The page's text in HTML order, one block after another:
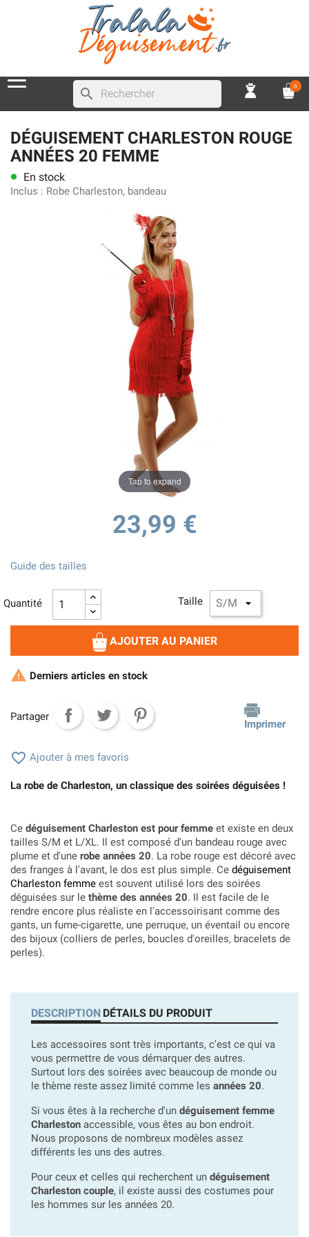
search 0
DÉGUISEMENT CHARLESTON ROUGE
ANNÉES 20 FEMME
lens En stock
Inclus : Robe Charleston, bandeau
Tap to expand
23,99 €
Taille
Guide des tailles
Quantité
AJOUTER AU PANIER
 Derniers articles en stock
Partager
Imprimer
 Ajouter à mes favoris
La robe de Charleston, un classique des soirées déguisées !
Ce déguisement Charleston est pour femme et existe en deux
tailles S/M et L/XL. Il est composé d'un bandeau rouge avec
plume et d'une robe années 20. La robe rouge est décoré avec
des franges à l'avant, le dos est plus simple. Ce déguisement
Charleston femme est souvent utilisé lors des soirées
déguisées sur le thème des années 20. Il est facile de le
rendre encore plus réaliste en l'accessoirisant comme des
gants, un fume-cigarette, une perruque, un éventail ou encore
des bijoux (colliers de perles, boucles d'oreilles, bracelets de
perles).
DESCRIPTION DÉTAILS DU PRODUIT
Les accessoires sont très importants, c'est ce qui va
vous permettre de vous démarquer des autres.
Surtout lors des soirées avec beaucoup de monde ou
le thème reste assez limité comme les années 20.
Si vous êtes à la recherche d'un déguisement femme
Charleston accessible, vous êtes au bon endroit.
Nous proposons de nombreux modèles assez
différents les uns des autres.
Pour ceux et celles qui recherchent un déguisement
Charleston couple, il existe aussi des costumes pour
les hommes sur les années 20.